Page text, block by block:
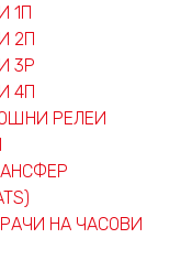
1П
2П
3P
4П
РЕЛЕИ
НА ЧАСОВИ